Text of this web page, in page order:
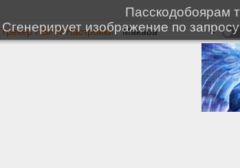
Трекер NSFW Настройки